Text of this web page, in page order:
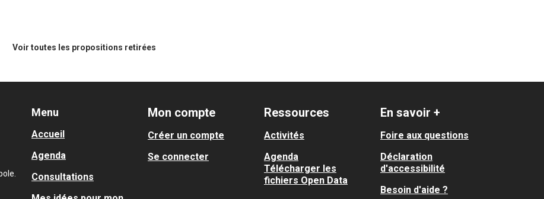
Voir toutes les propositions retirées
Menu
Accueil
Agenda
Consultations
Mon compte
Créer un compte
Se connecter
Ressources
Activités
Agenda
Télécharger les
fichiers Open Data
En savoir +
Foire aux questions
Déclaration
d'accessibilité
Besoin d'aide ?